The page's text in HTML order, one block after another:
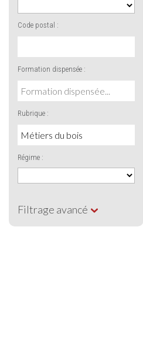
Code postal :
Formation dispensée :
Rubrique :
Régime :
Filtrage avancé